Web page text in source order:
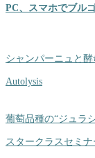
PC、スマホでブル
シャンパーニュと
Autolysis
葡萄品種の“ジュラ
スタークラスセミナ